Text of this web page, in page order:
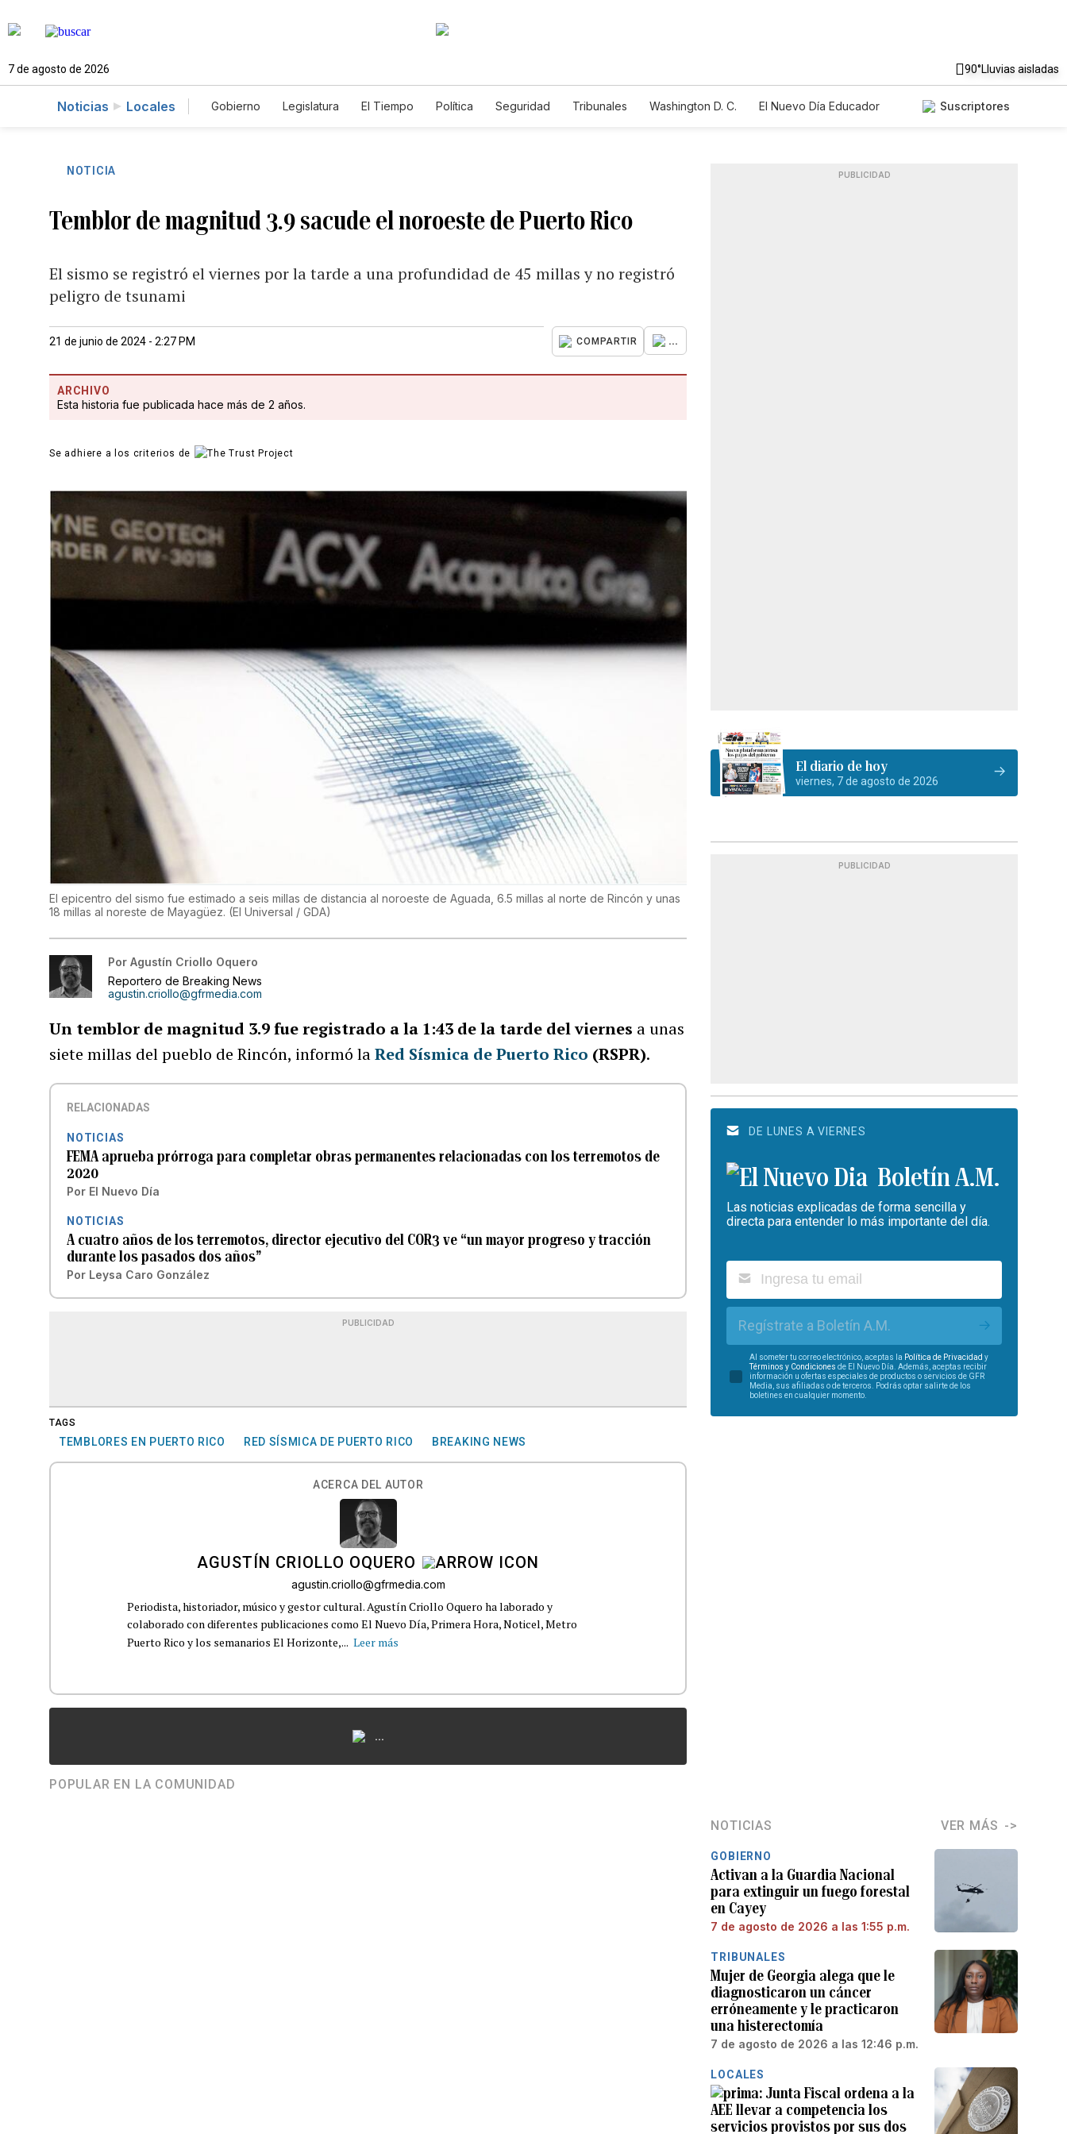
7 de agosto de 2026 90°Lluvias aisladas
Noticias Locales Gobierno Legislatura El Tiempo Política Seguridad Tribunales Washington D. C.
El Nuevo Día Educador
Suscriptores
NOTICIA
Temblor de magnitud 3.9 sacude el noroeste de Puerto Rico
El sismo se registró el viernes por la tarde a una profundidad de 45 millas y no registró
peligro de tsunami
21 de junio de 2024 - 2:27 PM COMPARTIR ...
ARCHIVO
Esta historia fue publicada hace más de 2 años.
Se adhiere a los criterios de
El epicentro del sismo fue estimado a seis millas de distancia al noroeste de Aguada, 6.5 millas al norte de Rincón y unas
18 millas al noreste de Mayagüez. (El Universal / GDA)
Por Agustín Criollo Oquero
Reportero de Breaking News
agustin.criollo@gfrmedia.com
Un temblor de magnitud 3.9 fue registrado a la 1:43 de la tarde del viernes a unas
siete millas del pueblo de Rincón, informó laRed Sísmica de Puerto Rico (RSPR).
RELACIONADAS
NOTICIAS
FEMA aprueba prórroga para completar obras permanentes relacionadas con los terremotos de
2020
Por El Nuevo Día
NOTICIAS
A cuatro años de los terremotos, director ejecutivo del COR3 ve “un mayor progreso y tracción
durante los pasados dos años”
Por Leysa Caro González
PUBLICIDAD
TAGS
TEMBLORES EN PUERTO RICO RED SÍSMICA DE PUERTO RICO BREAKING NEWS
ACERCA DEL AUTOR
AGUSTÍN CRIOLLO OQUERO
agustin.criollo@gfrmedia.com
Periodista, historiador, músico y gestor cultural. Agustín Criollo Oquero ha laborado y
colaborado con diferentes publicaciones como El Nuevo Día, Primera Hora, Noticel, Metro
Puerto Rico y los semanarios El Horizonte,... Leer más
...
POPULAR EN LA COMUNIDAD
PUBLICIDAD
El diario de hoy
viernes, 7 de agosto de 2026
PUBLICIDAD
DE LUNES A VIERNES
Boletín A.M.
Las noticias explicadas de forma sencilla y
directa para entender lo más importante del día.
Regístrate a Boletín A.M.
Al someter tu correo electrónico, aceptas la Política de Privacidad y
Términos y Condiciones de El Nuevo Día. Además, aceptas recibir
información u ofertas especiales de productos o servicios de GFR
Media, sus afiliadas o de terceros. Podrás optar salirte de los
boletines en cualquier momento.
NOTICIAS VER MÁS
GOBIERNO
Activan a la Guardia Nacional
para extinguir un fuego forestal
en Cayey
7 de agosto de 2026 a las 1:55 p.m.
TRIBUNALES
Mujer de Georgia alega que le
diagnosticaron un cáncer
erróneamente y le practicaron
una histerectomía
7 de agosto de 2026 a las 12:46 p.m.
LOCALES
Junta Fiscal ordena a la
AEE llevar a competencia los
servicios provistos por sus dos